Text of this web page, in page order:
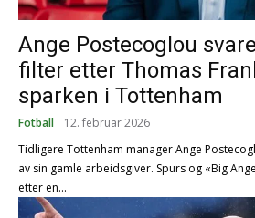
Ange Postecoglou
filter etter Thomas
sparken i Tottenham
Fotball 12. februar 2026
Tidligere Tottenham manager Ange
av sin gamle arbeidsgiver. Spurs og «Big Ange» skilte lag i fjor sommer
etter en...